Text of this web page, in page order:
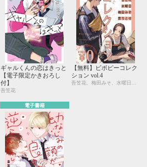
ギャルくんの恋はきっと
【電子限定かきおろし
付】
吾笠花
【無料】ビボピーコレク
ション vol.4
電子書籍